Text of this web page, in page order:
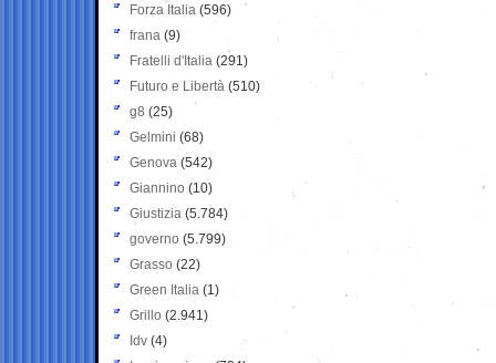
Forza Italia (596)
frana (9)
Fratelli d'Italia (291)
Futuro e Libertà (510)
g8 (25)
Gelmini (68)
Genova (542)
Giannino (10)
Giustizia (5.784)
governo (5.799)
Grasso (22)
Green Italia (1)
Grillo (2.941)
Idv (4)